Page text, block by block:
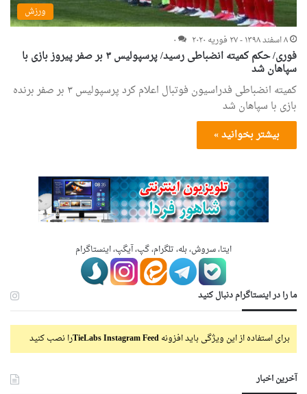
ورزش
۸ اسفند ۱۳۹۸ - ۲۷ فوریه ۲۰۲۰
۰
فوری/ حکم کمیته انضباطی رسید/ پرسپولیس ۳ بر صفر پیروز بازی با
سپاهان شد
کمیته انضباطی فدراسیون فوتبال اعلام کرد پرسپولیس ۳ بر صفر برنده
بازی با سپاهان شد
بیشتر بخوانید »
ایتا، سروش، بله، تلگرام، گپ، آیگپ، اینستاگرام
ما را در اینستاگرام دنبال کنید
برای استفاده از این ویژگی باید افزونهTieLabs Instagram Feedرا نصب کنید
آخرین اخبار